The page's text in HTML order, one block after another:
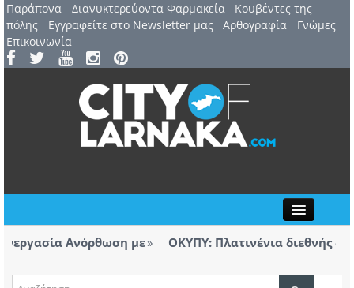
Παράπονα Διανυκτερεύοντα Φαρμακεία
Kουβέντες της
πόλης
Εγγραφείτε στο Newsletter μας Αρθογραφία
Γνώμες
Επικοινωνία
Ανόρθωση με
ΟΚΥΠΥ: Πλατινένια διεθνής